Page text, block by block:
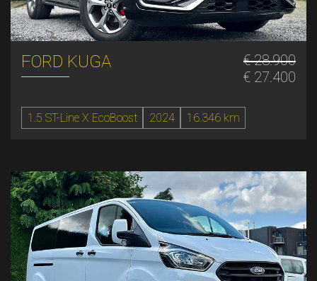
FORD KUGA
€ 28.900
€ 27.400
1.5 ST-Line X EcoBoost 2024 16.346 km